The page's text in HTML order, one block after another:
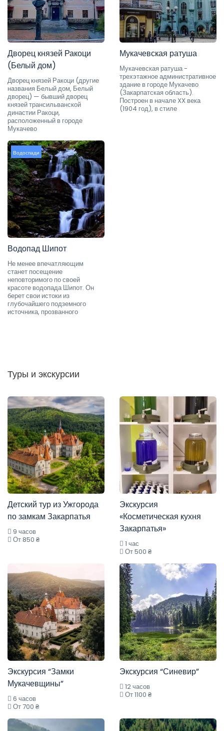
Дворец князей Ракоци
(Белый дом)
Дворец князей Ракоци (другие
названия Белый дом, Белый
дворец) — бывший дворец
князей трансильванской
династии Ракоци,
расположенный в городе
Мукачево
Мукачевская ратуша
Мукачевская ратуша -
трехэтажное административное
здание в городе Мукачево
(Закарпатская область).
Построен в начале XX века
(1904 год), в стиле
Водоспади
Водопад Шипот
Не менее впечатляющим
станет посещение
неповторимого по своей
красоте водопада Шипот. Он
берет свои истоки из
глубочайшего подземного
источника, прозванного
Туры и экскурсии
Детский тур из Ужгорода
по замкам Закарпатья
9 часов
От 850 ₴
Экскурсия
«Косметическая кухня
Закарпатья»
1 час
От 500 ₴
Экскурсия “Замки
Мукачевщины”
6 часов
От 700 ₴
Экскурсия “Синевир”
12 часов
От 1100 ₴